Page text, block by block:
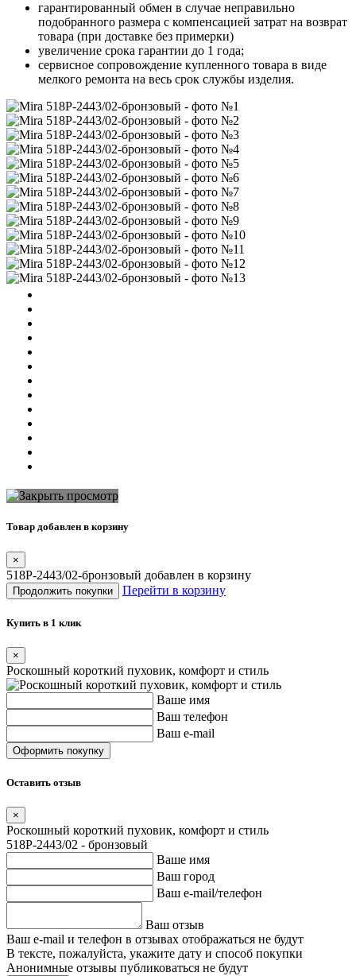
гарантированный обмен в случае неправильно
подобранного размера с компенсацией затрат на возврат
товара (при доставке без примерки)
увеличение срока гарантии до 1 года;
сервисное сопровождение купленного товара в виде
мелкого ремонта на весь срок службы изделия.
Товар добавлен в корзину
×
518P-2443/02-бронзовый добавлен в корзину
Продолжить покупки Перейти в корзину
Купить в 1 клик
×
Роскошный короткий пуховик, комфорт и стиль
Ваше имя
Ваш телефон
Ваш e-mail
Оставить отзыв
×
Роскошный короткий пуховик, комфорт и стиль
518P-2443/02 - бронзовый
Ваше имя
Ваш город
Ваш e-mail/телефон
Ваш отзыв
Ваш e-mail и телефон в отзывах отображаться не будут
В тексте, пожалуйста, укажите дату и способ покупки
Анонимные отзывы публиковаться не будут